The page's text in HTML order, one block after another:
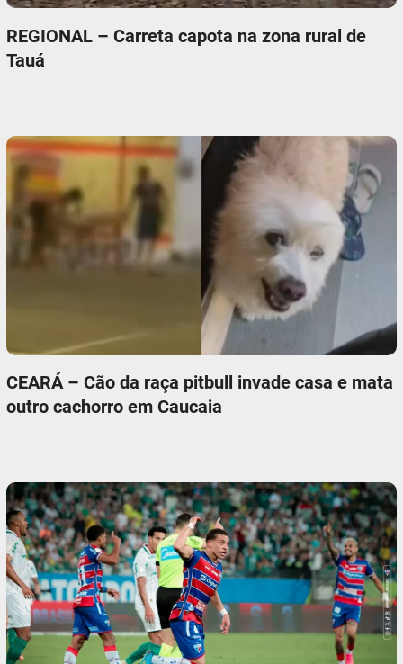
REGIONAL – Carreta capota na zona rural de
Tauá
CEARÁ – Cão da raça pitbull invade casa e mata
outro cachorro em Caucaia